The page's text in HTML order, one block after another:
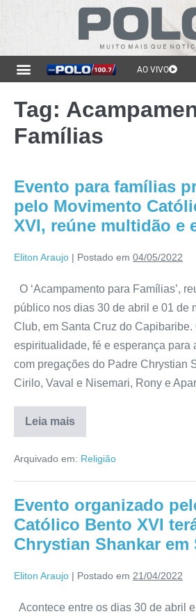
AO VIVO
Tag:
Famílias
Evento para famílias
pelo Movimento
XVI, reúne multidão e
Eliton Araujo | Postado em 04/05/2022
O ‘Acampamento para Famílias’,
público nos dias 30 de abril e 01 de
Club, em Santa Cruz do Capibaribe.
espiritualidade, fé e esperança para
com pregações do Padre Chrystian
Cirilo, Vaval e Nisemari, Rony e
Leia mais
Arquivado em: Religião
Evento organizado
Católico Bento XVI
Chrystian Shankar em
Eliton Araujo | Postado em 21/04/2022
Acontece entre os dias 30 de abril